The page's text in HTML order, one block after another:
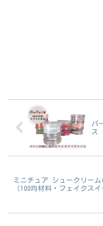
パ
ス
ミニチュア シュークリーム
（100均材料・フェイクスイ